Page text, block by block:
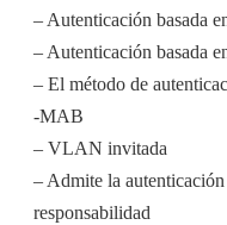
– Autenticación basada
– Autenticación basada
– El método de
-MAB
– VLAN invitada
– Admite la
responsabilidad